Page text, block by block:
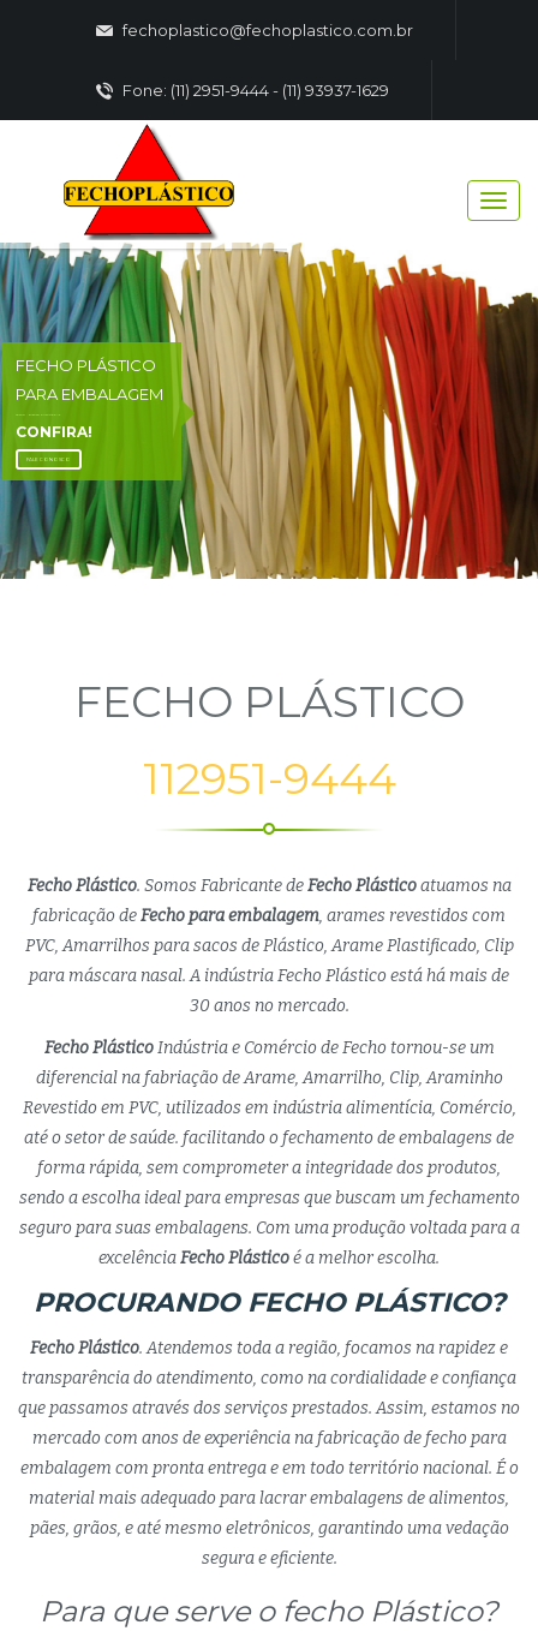
fechoplastico@fechoplastico.com.br
Fone: (11) 2951-9444 - (11) 93937-1629
FECHO PLÁSTICO
PARA EMBALAGEM
CONFIRA!
FALE CONOSCO
FECHO PLÁSTICO
112951-9444
Fecho Plástico. Somos Fabricante deFecho Plásticoatuamos na
fabricação deFecho para embalagem, arames revestidos com
PVC, Amarrilhos para sacos de Plástico, Arame Plastificado, Clip
para máscara nasal. A indústria Fecho Plástico está há mais de
30 anos no mercado.
Fecho PlásticoIndústria e Comércio de Fecho tornou-se um
diferencial na fabriação de Arame, Amarrilho, Clip, Araminho
Revestido em PVC, utilizados em indústria alimentícia, Comércio,
até o setor de saúde. facilitando o fechamento de embalagens de
forma rápida, sem comprometer a integridade dos produtos,
sendo a escolha ideal para empresas que buscam um fechamento
seguro para suas embalagens. Com uma produção voltada para a
excelênciaFecho Plásticoé a melhor escolha.
PROCURANDO FECHO PLÁSTICO?
Fecho Plástico. Atendemos toda a região, focamos na rapidez e
transparência do atendimento, como na cordialidade e confiança
que passamos através dos serviços prestados. Assim, estamos no
mercado com anos de experiência na fabricação de fecho para
embalagem com pronta entrega e em todo território nacional. É o
material mais adequado para lacrar embalagens de alimentos,
pães, grãos, e até mesmo eletrônicos, garantindo uma vedação
segura e eficiente.
Para que serve o fecho Plástico?